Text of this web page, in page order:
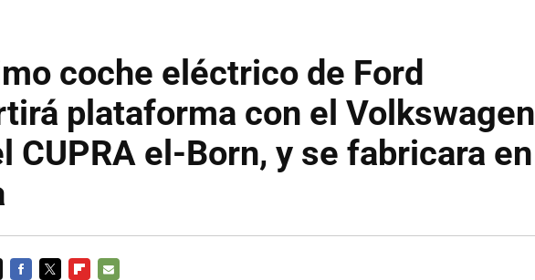
coche eléctrico de Ford
plataforma con el Volkswagen
CUPRA el-Born, y se fabricara en